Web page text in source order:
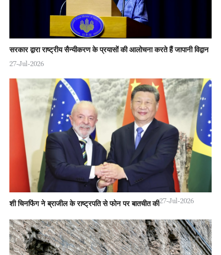
सरकार द्वारा राष्ट्रीय सैन्यीकरण के प्रयासों की आलोचना करते हैं जापानी विद्वान
27-Jul-2026
शी चिनफिंग ने ब्राजील के राष्ट्रपति से फोन पर बातचीत की27-Jul-2026